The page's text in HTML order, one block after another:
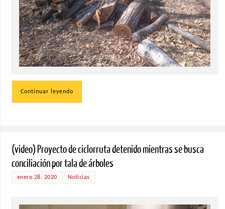
Continuar leyendo
(video) Proyecto de ciclorruta detenido mientras se busca
conciliación por tala de árboles
enero 28, 2020 Noticias